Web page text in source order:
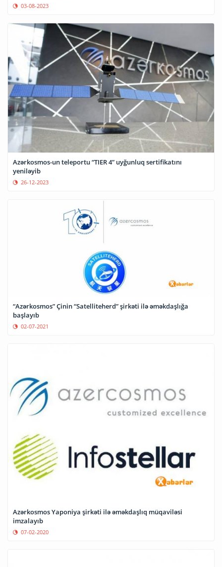
03-08-2023
Azərkosmos-un teleportu “TIER 4” uyğunluq sertifikatını
yeniləyib
26-12-2023
“Azərkosmos” Çinin “Satelliteherd” şirkəti ilə əməkdaşlığa
başlayıb
02-07-2021
Azərkosmos Yaponiya şirkəti ilə əməkdaşlıq müqaviləsi
imzalayıb
07-02-2020